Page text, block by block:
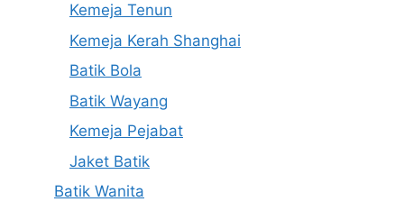
Kemeja Tenun
Kemeja Kerah Shanghai
Batik Bola
Batik Wayang
Kemeja Pejabat
Jaket Batik
Batik Wanita